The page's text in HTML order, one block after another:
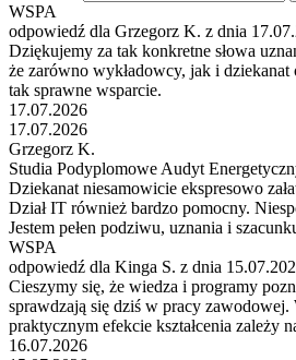
WSPA
odpowiedź dla Grzegorz K. z dnia
Dziękujemy za tak konkretne słowa
że zarówno wykładowcy, jak i dziekanat
tak sprawne wsparcie.
17.07.2026
17.07.2026
Grzegorz K.
Studia Podyplomowe Audyt
Dziekanat niesamowicie ekspresowo
Dział IT również bardzo pomocny.
Jestem pełen podziwu, uznania i
WSPA
odpowiedź dla Kinga S. z dnia
Cieszymy się, że wiedza i programy
sprawdzają się dziś w pracy zawodowej.
praktycznym efekcie kształcenia zależy
16.07.2026